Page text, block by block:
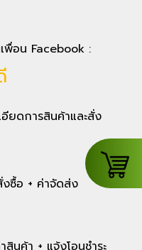
เพื่อน Facebook :
อียดการสินค้าและสั่ง
ซื้อ + ค่าจัดส่ง
สินค้า + แจ้งโอนชำระ